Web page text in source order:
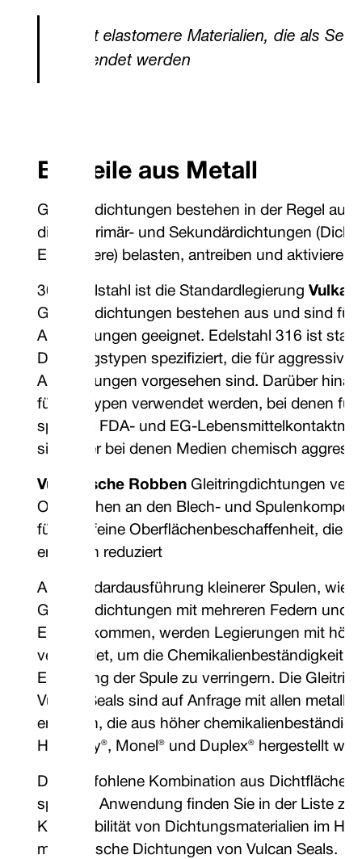
*Nicht elastomere Materialien, die als
verwendet werden
Bauteile aus Metall
Gleitringdichtungen bestehen in der Regel aus
die die Primär- und Sekundärdichtungen
Elastomere) belasten, antreiben und aktivieren.
304 Edelstahl ist die Standardlegierung
Gleitringdichtungen bestehen aus und sind für
Anwendungen geeignet. Edelstahl 316 ist
Dichtungstypen spezifiziert, die für
Anwendungen vorgesehen sind. Darüber
für alle Typen verwendet werden, bei denen
spezielle FDA- und EG-
sind oder bei denen Medien chemisch
Vulkanische RobbenGleitringdichtungen
Oberflächen an den Blech- und
für eine feine Oberflächenbeschaffenheit, die
erheblich reduziert
Als Standardausführung kleinerer Spulen, wie
Gleitringdichtungen mit mehreren Federn und
Einsatz kommen, werden Legierungen mit
verwendet, um die Chemikalienbeständigkeit
Ermüdung der Spule zu verringern. Die
Vulcan Seals sind auf Anfrage mit allen
erhältlich, die aus höher
Hastelloy®, Monel® und Duplex® hergestellt
Die empfohlene Kombination aus Dichtfläche
spezielle Anwendung finden Sie in der Liste
Kompatibilität von Dichtungsmaterialien im
mechanische Dichtungen von Vulcan Seals.